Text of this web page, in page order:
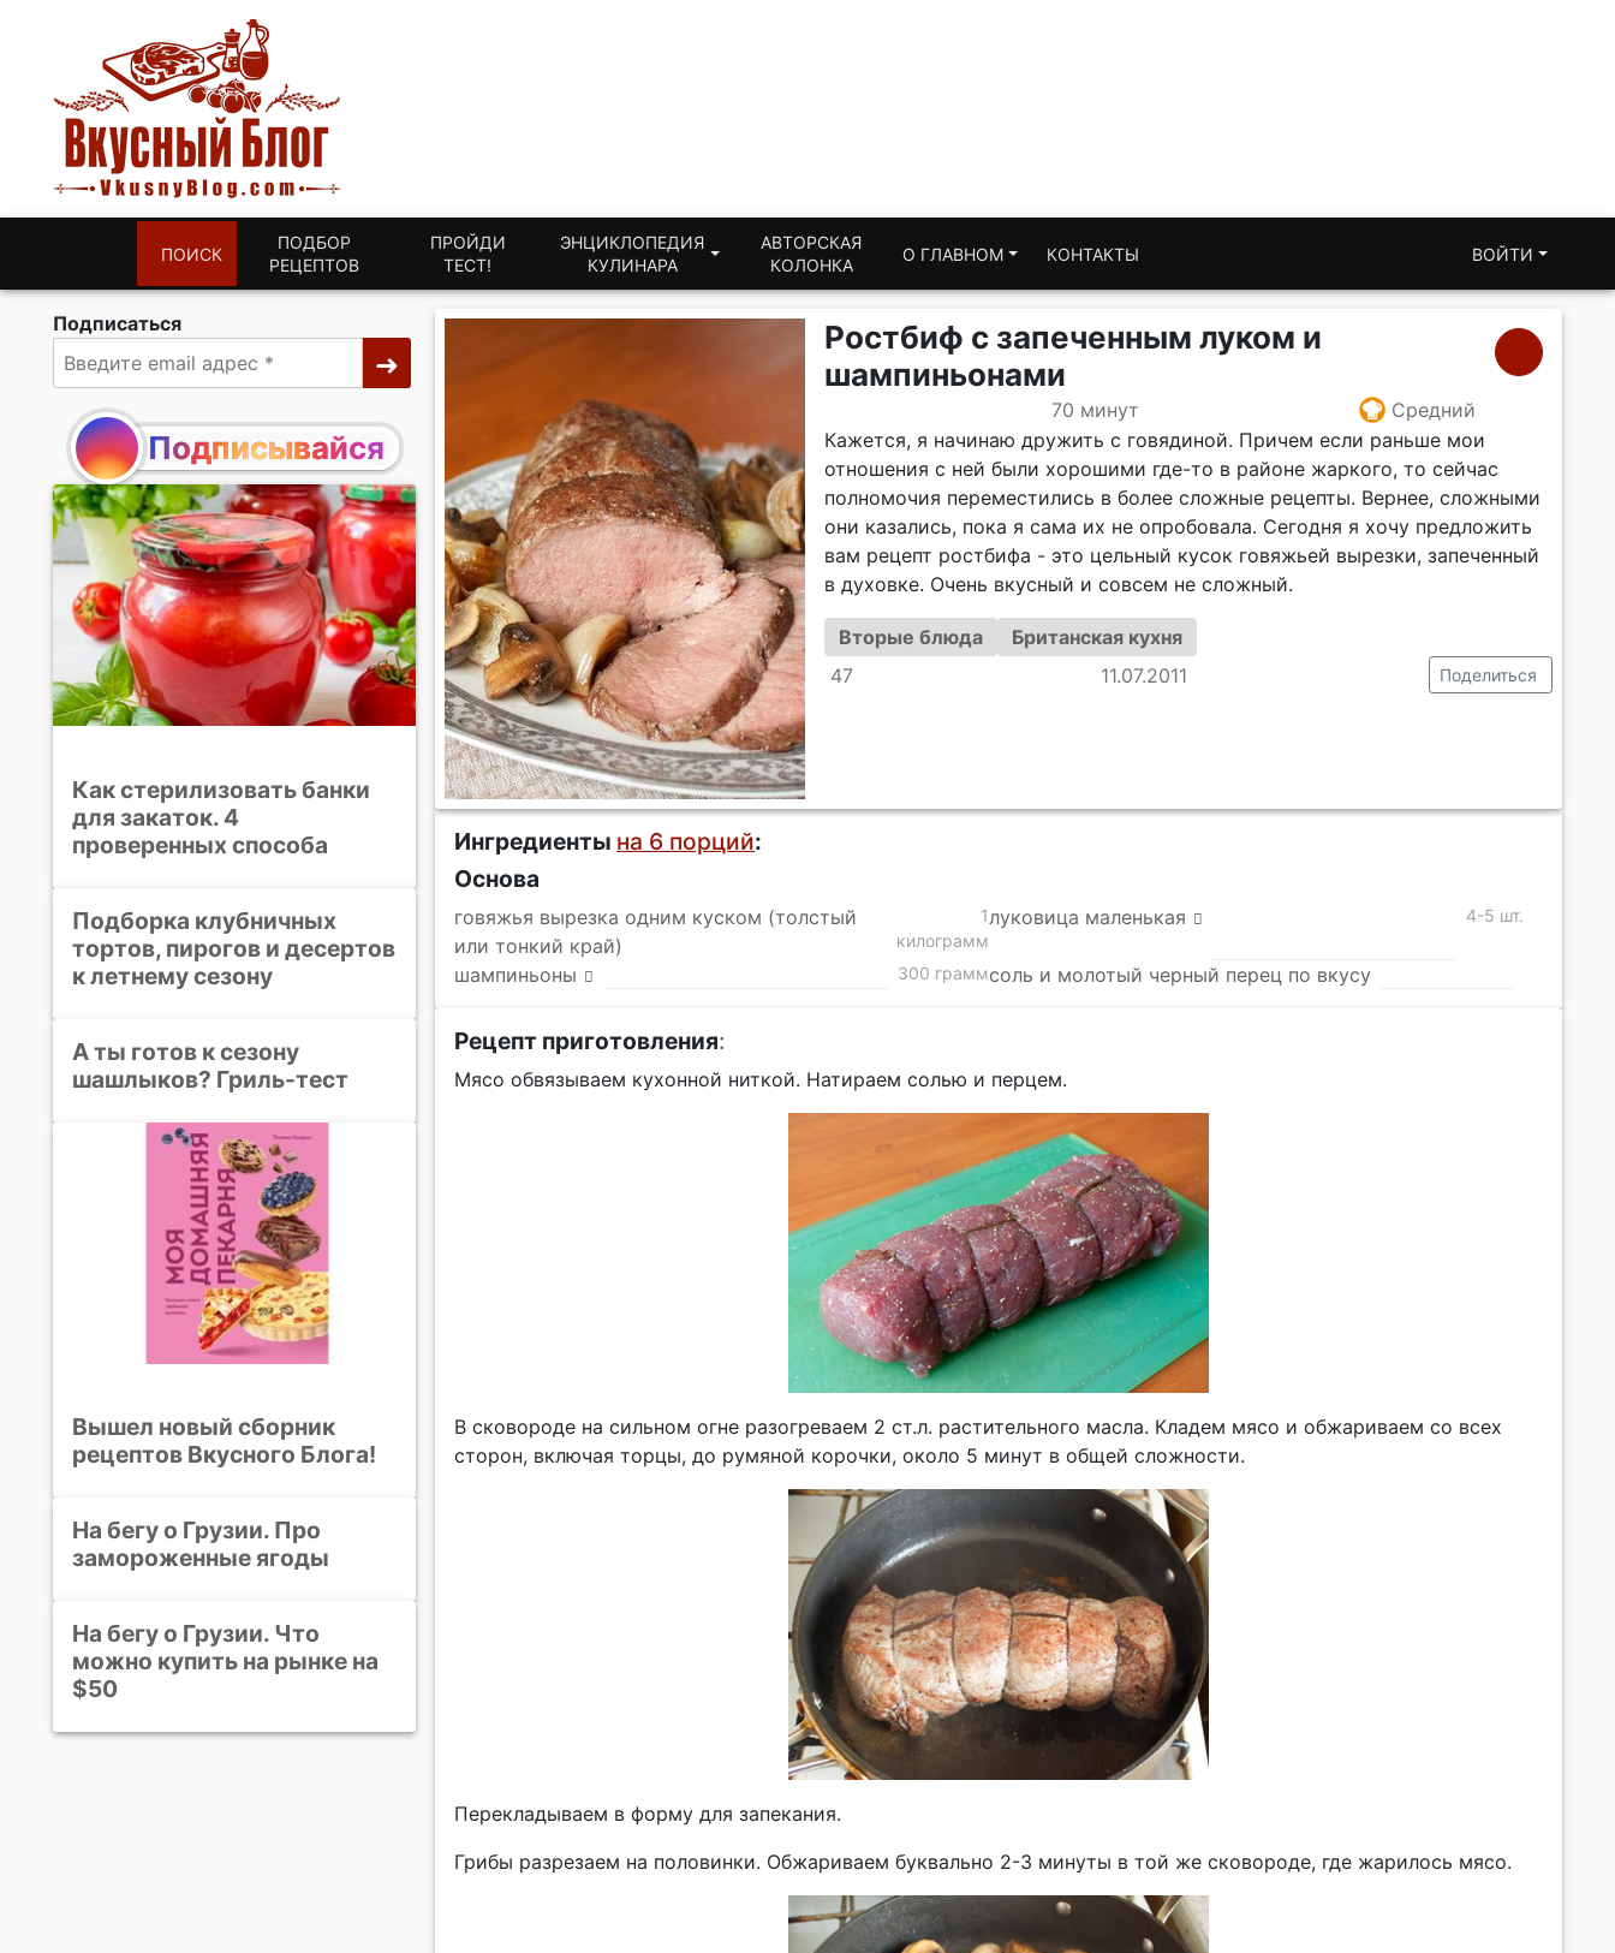
ПОИСК
ПОДБОР
РЕЦЕПТОВ
ПРОЙДИ
ТЕСТ!
ЭНЦИКЛОПЕДИЯ
КУЛИНАРА
АВТОРСКАЯ
КОЛОНКА
О ГЛАВНОМ КОНТАКТЫ ВОЙТИ
Ростбиф с запеченным луком и
шампиньонами
70 минут
Средний
Кажется, я начинаю дружить с говядиной. Причем если раньше мои
отношения с ней были хорошими где-то в районе жаркого, то сейчас
полномочия переместились в более сложные рецепты. Вернее, сложными
они казались, пока я сама их не опробовала. Сегодня я хочу предложить
вам рецепт ростбифа - это цельный кусок говяжьей вырезки, запеченный
в духовке. Очень вкусный и совсем не сложный.
Вторые блюда
Британская кухня
47
11.07.2011 Поделиться
Ингредиенты на 6 порций:
Основа
говяжья вырезка одним куском (толстый
или тонкий край)
1
килограмм
луковица маленькая 4-5 шт.
шампиньоны 300 граммсоль и молотый черный перец по вкусу
Рецепт приготовления:
Мясо обвязываем кухонной ниткой. Натираем солью и перцем.
В сковороде на сильном огне разогреваем 2 ст.л. растительного масла. Кладем мясо и обжариваем со всех
сторон, включая торцы, до румяной корочки, около 5 минут в общей сложности.
Перекладываем в форму для запекания.
Грибы разрезаем на половинки. Обжариваем буквально 2-3 минуты в той же сковороде, где жарилось мясо.
Подписаться
Подписывайся
Как стерилизовать банки
для закаток. 4
проверенных способа
Подборка клубничных
тортов, пирогов и десертов
к летнему сезону
А ты готов к сезону
шашлыков? Гриль-тест
Вышел новый сборник
рецептов Вкусного Блога!
На бегу о Грузии. Про
замороженные ягоды
На бегу о Грузии. Что
можно купить на рынке на
$50